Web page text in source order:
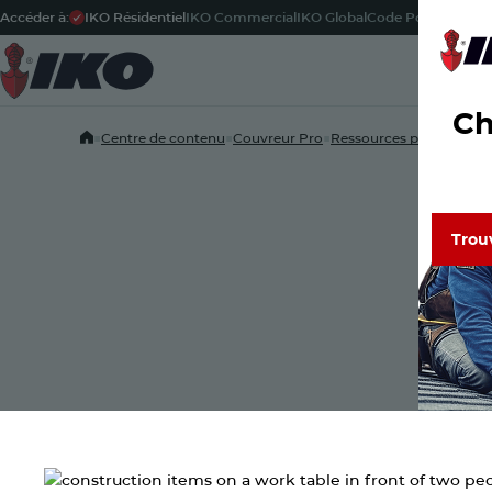
Accéder à: IKO RésidentielIKO CommercialIKO GlobalCode Postal
■Centre de contenu ■Couvreur Pro Ressources pour les
de
Lisez